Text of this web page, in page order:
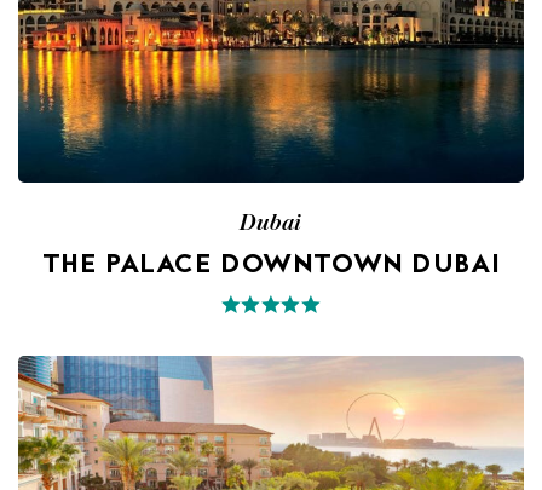
Dubai
THE PALACE DOWNTOWN DUBAI